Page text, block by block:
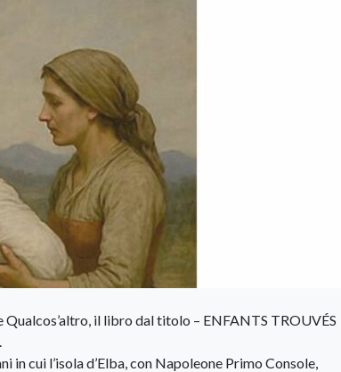
il libro dal titolo – ENFANTS TROUVÉS
cui l’isola d’Elba, con Napoleone Primo Console,